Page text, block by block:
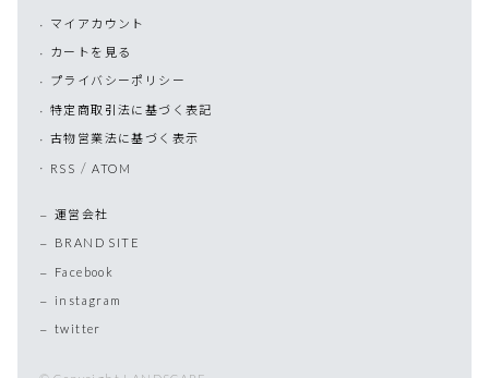
マイアカウント
カートを見る
プライバシーポリシー
特定商取引法に基づく表記
古物営業法に基づく表示
RSS /ATOM
運営会社
BRAND SITE
Facebook
instagram
twitter